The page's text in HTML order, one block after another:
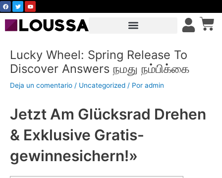
Ir
contenido
F
a
c
e
o
T
w
i
t
e
Y
o
u
u
b
Lucky Wheel: Spring Release To
Discover Answers நமது நம்பிக்கை
Deja un comentario / Uncategorized / Por admin
Jetzt Am Glücksrad Drehen
& Exklusive Gratis-
gewinnesichern!»